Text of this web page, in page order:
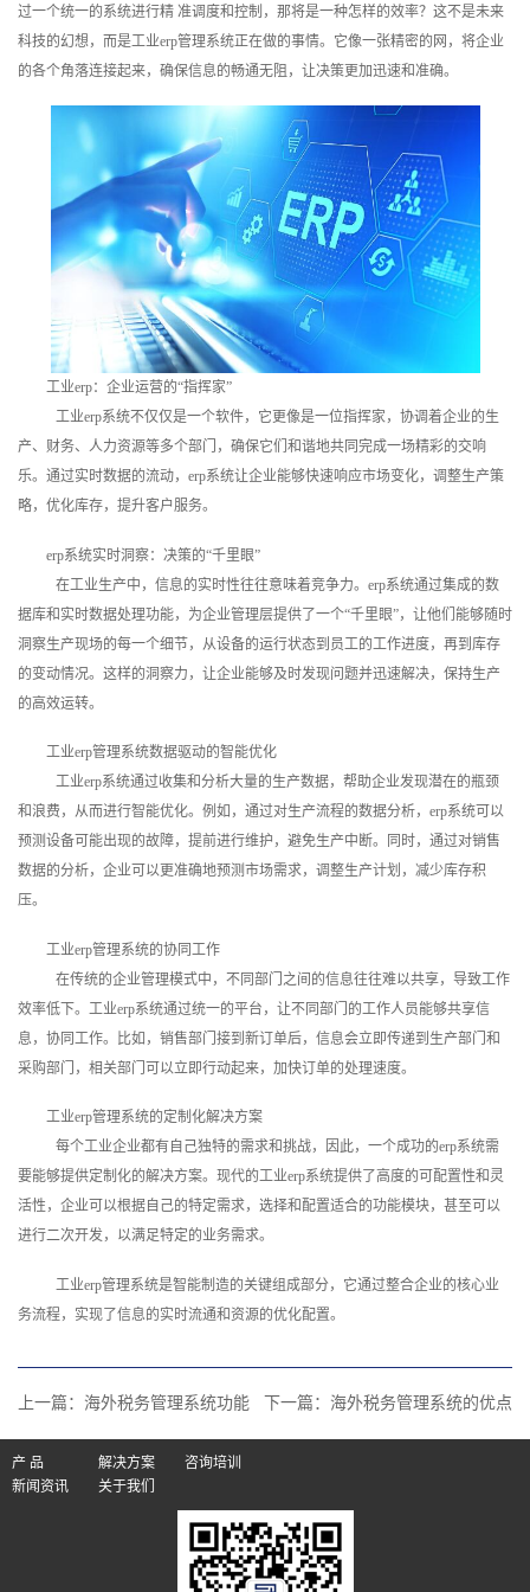
过一个统一的系统进行精 准调度和控制，那将是一种怎样的效率？这不是未来
科技的幻想，而是工业erp管理系统正在做的事情。它像一张精密的网，将企业
的各个角落连接起来，确保信息的畅通无阻，让决策更加迅速和准确。
工业erp：企业运营的“指挥家”
工业erp系统不仅仅是一个软件，它更像是一位指挥家，协调着企业的生
产、财务、人力资源等多个部门，确保它们和谐地共同完成一场精彩的交响
乐。通过实时数据的流动，erp系统让企业能够快速响应市场变化，调整生产策
略，优化库存，提升客户服务。
erp系统实时洞察：决策的“千里眼”
在工业生产中，信息的实时性往往意味着竞争力。erp系统通过集成的数
据库和实时数据处理功能，为企业管理层提供了一个“千里眼”，让他们能够随时
洞察生产现场的每一个细节，从设备的运行状态到员工的工作进度，再到库存
的变动情况。这样的洞察力，让企业能够及时发现问题并迅速解决，保持生产
的高效运转。
工业erp管理系统数据驱动的智能优化
工业erp系统通过收集和分析大量的生产数据，帮助企业发现潜在的瓶颈
和浪费，从而进行智能优化。例如，通过对生产流程的数据分析，erp系统可以
预测设备可能出现的故障，提前进行维护，避免生产中断。同时，通过对销售
数据的分析，企业可以更准确地预测市场需求，调整生产计划，减少库存积
压。
工业erp管理系统的协同工作
在传统的企业管理模式中，不同部门之间的信息往往难以共享，导致工作
效率低下。工业erp系统通过统一的平台，让不同部门的工作人员能够共享信
息，协同工作。比如，销售部门接到新订单后，信息会立即传递到生产部门和
采购部门，相关部门可以立即行动起来，加快订单的处理速度。
工业erp管理系统的定制化解决方案
每个工业企业都有自己独特的需求和挑战，因此，一个成功的erp系统需
要能够提供定制化的解决方案。现代的工业erp系统提供了高度的可配置性和灵
活性，企业可以根据自己的特定需求，选择和配置适合的功能模块，甚至可以
进行二次开发，以满足特定的业务需求。
工业erp管理系统是智能制造的关键组成部分，它通过整合企业的核心业
务流程，实现了信息的实时流通和资源的优化配置。
上一篇： 海外税务管理系统功能 下一篇： 海外税务管理系统的优点
产 品 解决方案
咨询培训
新闻资讯
关于我们